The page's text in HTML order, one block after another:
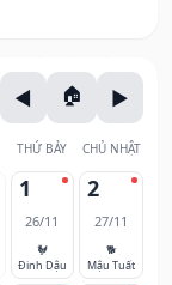
THỨ BẢY CHỦ NHẬT
1
26/11
🐓
Đinh Dậu
2
27/11
🐕
Mậu Tuất